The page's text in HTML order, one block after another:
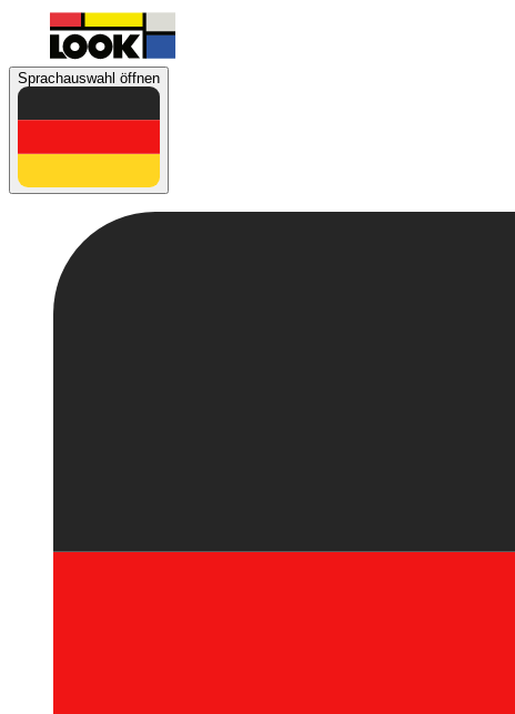
Sprachauswahl öffnen